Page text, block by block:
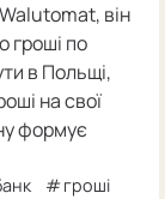
він
гроші по
в Польщі,
на свої
формує
гроші